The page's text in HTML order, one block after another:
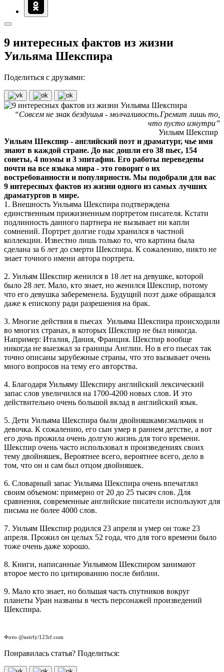
9 интересных фактов из жизни
Уильяма Шекспира
Поделиться с друзьями:
“Совсем не знак бездушья - молчаливость.Гремит лишь то,
что пусто изнутри”
Уильям Шекспир
Уильям Шекспир - английский поэт и драматург, чье имя
знают в каждой стране. До нас дошли его 38 пьес, 154
сонеты, 4 поэмы и 3 эпитафии. Его работы переведены
почти на все языка мира - это говорит о их
востребованности и популярности. Мы подобрали для вас
9 интересных фактов из жизни одного из самых лучших
драматургов в мире.
1. Внешность Уильяма Шекспира подтверждена
единственным прижизненным портретом писателя. Кстати
подлинность данного партнера не вызывает ни капли
сомнений. Портрет долгие годы хранился в частной
коллекции. Известно лишь только то, что картина была
сделана за 6 лет до смерти Шекспира. К сожалению, никто не
знает точного имени автора портрета.
2. Уильям Шекспир женился в 18 лет на девушке, которой
было 28 лет. Мало, кто знает, но женился Шекспир, потому
что его девушка забеременела. Будущий поэт даже обращался
даже к епископу ради разрешения на брак.
3. Многие действия в пьесах Уильяма Шекспира происходили
во многих странах, в которых Шекспир не был никогда.
Например: Италия, Дания, Франция. Шекспир вообще
никогда не выезжал за границы Англии. Но в его пьесах так
точно описаны зарубежные страны, что это вызывает очень
много вопросов на тему его авторства.
4. Благодаря Уильяму Шекспиру английский лексический
запас слов увеличился на 1700-4200 новых слов. И это
действительно очень большой вклад в английский язык.
5. Дети Уильяма Шекспира были двойняшками:мальчик и
девочка. К сожалению, его сын умер в раннем детстве, а вот
его дочь прожила очень долгую жизнь для того времени.
Шекспир очень часто использовал в произведениях своих
тему двойняшек, Вероятнее всего, вероятнее всего, дело в
том, что он и сам был отцом двойняшек.
6. Словарный запас Уильяма Шекспира очень впечатлял
своим объемом: примерно от 20 до 25 тысяч слов. Для
сравнения, современные английские писатели используют для
письма не более 4000 слов.
7. Уильям Шекспир родился 23 апреля и умер он тоже 23
апреля. Прожил он целых 52 года, что для того времени было
тоже очень даже хорошо.
8. Книги, написанные Уильямом Шекспиром занимают
второе место по цитированию после библии.
9. Мало кто знает, но большая часть спутников вокруг
планеты Уран названы в честь персонажей произведений
Шекспира.
Фото @neirfy/123rf.com
Понравилась статья? Поделиться: